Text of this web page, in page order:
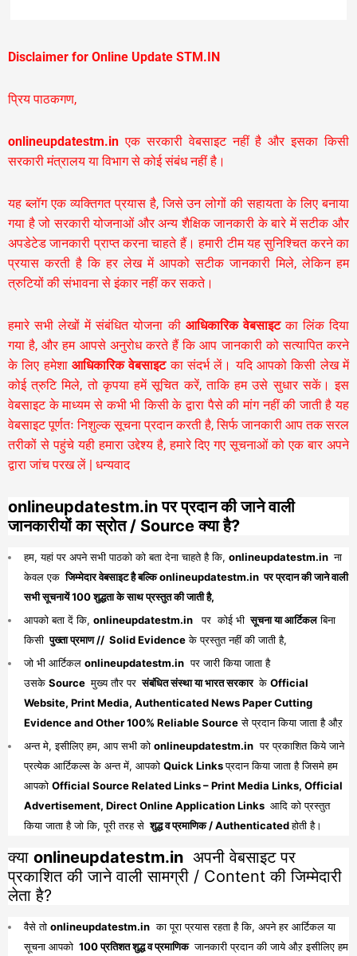
Disclaimer for Online Update STM.IN
प्रिय पाठकगण,
onlineupdatestm.in एक सरकारी वेबसाइट नहीं है और इसका किसी
सरकारी मंत्रालय या विभाग से कोई संबंध नहीं है।
यह ब्लॉग एक व्यक्तिगत प्रयास है, जिसे उन लोगों की सहायता के लिए बनाया
गया है जो सरकारी योजनाओं और अन्य शैक्षिक जानकारी के बारे में सटीक और
अपडेटेड जानकारी प्राप्त करना चाहते हैं। हमारी टीम यह सुनिश्चित करने का
प्रयास करती है कि हर लेख में आपको सटीक जानकारी मिले, लेकिन हम
त्रुटियों की संभावना से इंकार नहीं कर सकते।
हमारे सभी लेखों में संबंधित योजना की आधिकारिक वेबसाइटका लिंक दिया
गया है, और हम आपसे अनुरोध करते हैं कि आप जानकारी को सत्यापित करने
के लिए हमेशा आधिकारिक वेबसाइटका संदर्भ लें। यदि आपको किसी लेख में
कोई त्रुटि मिले, तो कृपया हमें सूचित करें, ताकि हम उसे सुधार सकें। इस
वेबसाइट के माध्यम से कभी भी किसी के द्वारा पैसे की मांग नहीं की जाती है यह
वेबसाइट पूर्णतः निशुल्क सूचना प्रदान करती है,सिर्फ जानकारी आप तक सरल
तरीकों से पहुंचे यही हमारा उद्देश्य है, हमारे दिए गए सूचनाओं को एक बार अपने
द्वारा जांच परख लें | धन्यवाद
onlineupdatestm.in पर प्रदान की जाने वाली
जानकारीयों का स्रोत / Source क्या है?
हम, यहां पर अपने सभी पाठको को बता देना चाहते है कि, onlineupdatestm.in ना
केवल एक जिम्मेदार वेबसाइट है बल्कि onlineupdatestm.in पर प्रदान की जाने वाली
सभी सूचनायें 100 शुद्धता के साथ प्रस्तुत की जाती है,
आपको बता दें कि, onlineupdatestm.in पर कोई भी सूचना या आर्टिकलबिना
किसी पुख्ता प्रमाण // Solid Evidenceके प्रस्तुत नहीं की जाती है,
जो भी आर्टिकल onlineupdatestm.in पर जारी किया जाता है
उसके Source मुख्य तौर पर संबंधित संस्था या भारत सरकार के Official
Website, Print Media, Authenticated News Paper Cutting
Evidence and Other 100% Reliable Sourceसे प्रदान किया जाता है औऱ
अन्त मे, इसीलिए हम, आप सभी को onlineupdatestm.in पर प्रकाशित किये जाने
प्रत्येक आर्टिकल्स के अन्त में, आपको Quick Linksप्रदान किया जाता है जिसमे हम
आपको Official Source Related Links – Print Media Links, Official
Advertisement, Direct Online Application Links आदि को प्रस्तुत
किया जाता है जो कि, पूरी तरह से शुद्ध व प्रमाणिक / Authenticatedहोती है।
क्या onlineupdatestm.in अपनी वेबसाइट पर
प्रकाशित की जाने वाली सामग्री / Content की जिम्मेदारी
लेता है?
वैसे तो onlineupdatestm.in का पूरा प्रयास रहता है कि, अपने हर आर्टिकल या
सूचना आपको 100 प्रतिशत शुद्ध व प्रमाणिक जानकारी प्रदान की जाये औऱ इसीलिए हम